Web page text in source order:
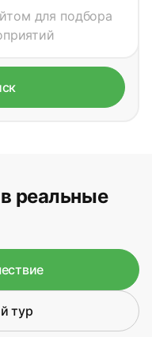
для подбора
реальные
тур